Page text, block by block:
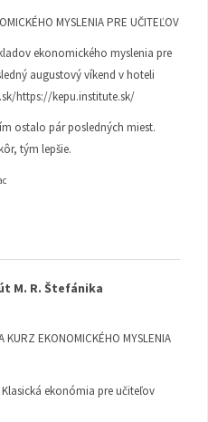
MYSLENIA PRE UČITEĽOV
ekonomického myslenia pre
augustový víkend v hoteli
https://kepu.institute.sk/
ostalo pár posledných miest.
tým lepšie.
M. R. Štefánika
KURZ EKONOMICKÉHO MYSLENIA
ekonómia pre učiteľov